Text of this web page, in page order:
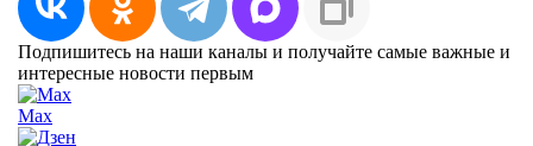
Подпишитесь на наши каналы и получайте самые важные и
интересные новости первым
Max